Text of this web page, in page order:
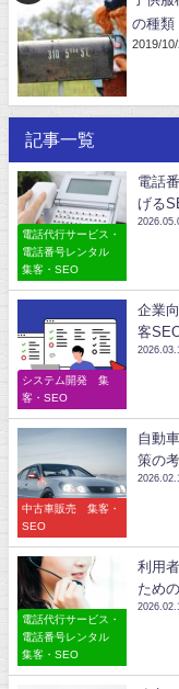
の種類
2019/
記事一覧
電話代行サービス・
電話番号レンタル
集客・SEO
電話
げる
システム開発 集
客・SEO
企業
客
中古車販売 集客・
SEO
自動
策の
電話代行サービス・
電話番号レンタル
集客・SEO
利用
ため